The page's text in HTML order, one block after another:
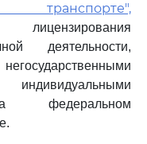
лицензирования
деятельности,
федеральном